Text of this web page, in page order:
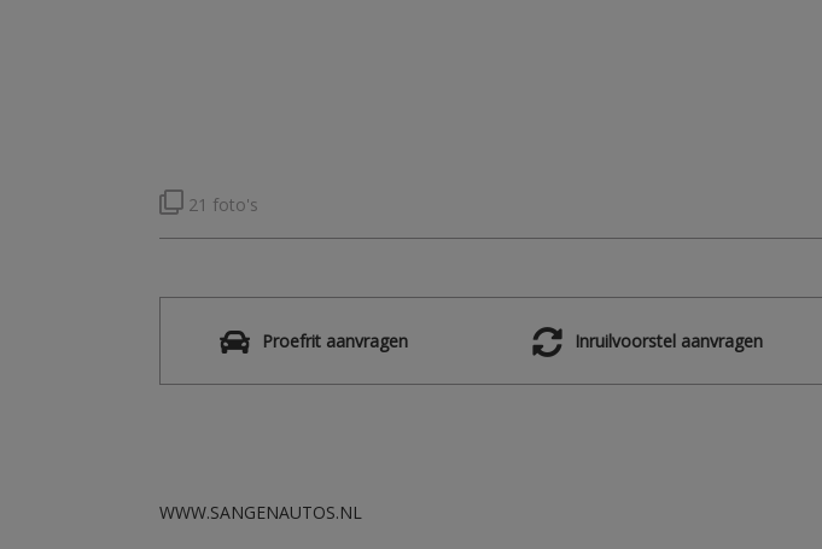
21 foto's
Proefrit aanvragen Inruilvoorstel aanvragen
WWW.SANGENAUTOS.NL